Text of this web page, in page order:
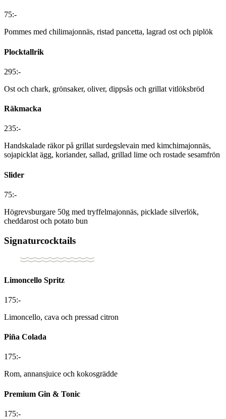
75:-
Pommes med chilimajonnäs, ristad pancetta, lagrad ost och piplök
Plocktallrik
295:-
Ost och chark, grönsaker, oliver, dippsås och grillat vitlöksbröd
Räkmacka
235:-
Handskalade räkor på grillat surdegslevain med kimchimajonnäs,
sojapicklat ägg, koriander, sallad, grillad lime och rostade sesamfrön
Slider
75:-
Högrevsburgare 50g med tryffelmajonnäs, picklade silverlök,
cheddarost och potato bun
Signaturcocktails
Limoncello Spritz
175:-
Limoncello, cava och pressad citron
Piña Colada
175:-
Rom, annansjuice och kokosgrädde
Premium Gin & Tonic
175:-